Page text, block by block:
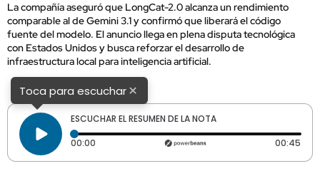
La compañía aseguró que LongCat-2.0 alcanza un rendimiento
comparable al de Gemini 3.1 y confirmó que liberará el código
fuente del modelo. El anuncio llega en plena disputa tecnológica
con Estados Unidos y busca reforzar el desarrollo de
infraestructura local para inteligencia artificial.
Toca para escuchar×
ESCUCHAR EL RESUMEN DE LA NOTA
00:00 Tiempo transcurrido: 0 segundos 00:45